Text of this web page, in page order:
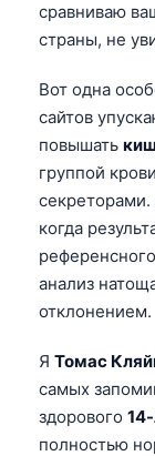
сравниваю
страны, не
Вот одна
сайтов
повышать
группой крови
когда
анализ
отклонением.
Я Томас
самых
здорового
полностью